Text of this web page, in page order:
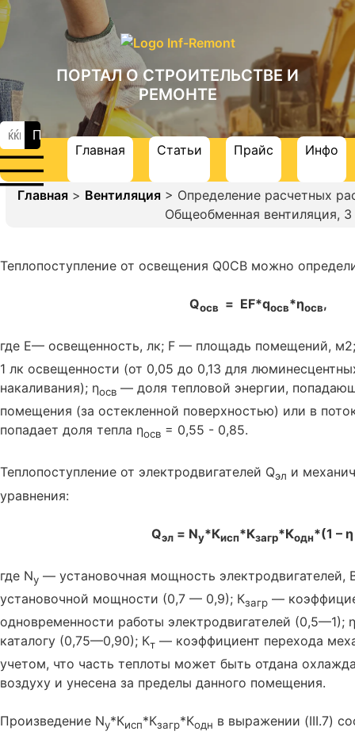
ПОРТАЛ О СТРОИТЕЛЬСТВЕ И
РЕМОНТЕ
Главная Статьи Прайс Инфо
Главная > Вентиляция > Определение расчетных
Общеобменная вентиляция, 3
Теплопоступление от освещения Q0CB можно
Qосв = EF*qосв*ηосв,
где Е— освещенность, лк; F — площадь помещений,
1 лк освещенности (от 0,05 до 0,13 для
накаливания); ηосв — доля тепловой энергии,
помещения (за остекленной поверхностью) или в
попадает доля тепла ηосв = 0,55 - 0,85.
Теплопоступление от электродвигателей Qэл и
уравнения:
Qэл = Ny*Кисп*Кзагр*Кодн*(1 –
где Ny — установочная мощность
установочной мощности (0,7 — 0,9); Кзагр —
одновременности работы электродвигателей
каталогу (0,75—0,90); Кт — коэффициент перехода
учетом, что часть теплоты может быть отдана
воздуху и унесена за пределы данного помещения.
Произведение Ny*Кисп*Кзагр*Кодн в выражении (III.7)